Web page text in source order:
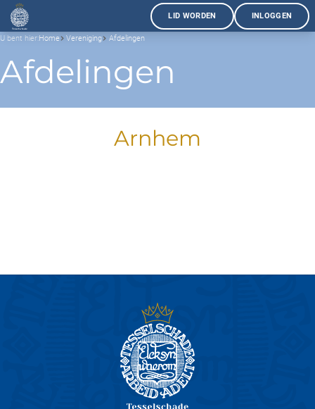
LID WORDEN INLOGGEN
U bent hier:Home Vereniging Afdelingen
Afdelingen
Arnhem